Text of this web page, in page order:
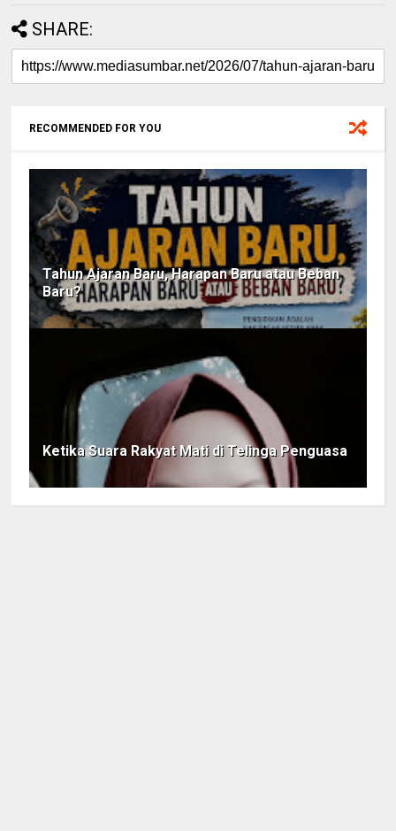
SHARE:
RECOMMENDED FOR YOU
Tahun Ajaran Baru, Harapan Baru atau Beban
Baru?
Ketika Suara Rakyat Mati di Telinga Penguasa